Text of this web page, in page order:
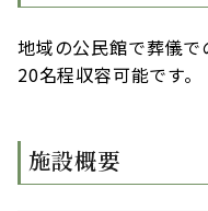
地域の公民館で葬儀で
20名程収容可能です。
施設概要